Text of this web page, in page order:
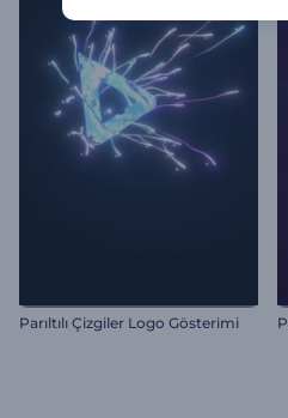
Parıltılı Çizgiler Logo Gösterimi